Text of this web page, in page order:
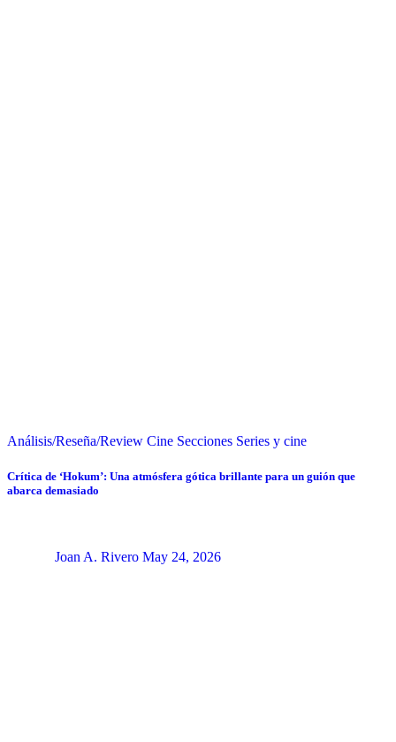
Análisis/Reseña/Review Cine Secciones Series y cine
Crítica de ‘Hokum’: Una atmósfera gótica brillante para un guión que
abarca demasiado
Joan A. Rivero May 24, 2026